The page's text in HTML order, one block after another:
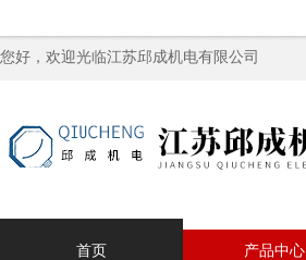
您好，欢迎光临江苏邱成机电有限公司
首页 产品中心